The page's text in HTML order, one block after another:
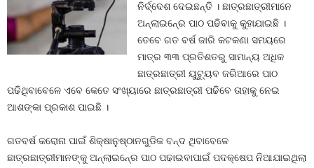
ନିର୍ଦ୍ଦେଶ ଦେଇଛନ୍ତି । ଛାତ୍ରଛାତ୍ରୀମାନେ
ଅନ୍‍ଲାଇନ୍‍ରେ ପାଠ ପଢିବାକୁ କୁହାଯାଇଛି ।
ତେବେ ଗତ ବର୍ଷ ଜାରି କଟକଣା ସମୟରେ
ମାତ୍ର ୩୩ ପ୍ରତିଶତରୁ ସାମାନ୍ୟ ଅଧିକ
ଛାତ୍ରଛାତ୍ରୀ ୟୁଟ୍ୟୁବ ଜରିଆରେ ପାଠ
ପଢିଥିବାବେଳେ ଏବେ କେତେ ସଂଖ୍ୟାରେ ଛାତ୍ରଛାତ୍ରୀ ପଢିବେ ତାହାକୁ ନେଇ
ଆଶଙ୍କା ପ୍ରକାଶ ପାଇଛି ।
ଗତବର୍ଷ କରୋନା ପାଇଁ ଶିକ୍ଷାନୁଷ୍ଠାନଗୁଡିକ ବନ୍ଦ ଥିବାବେଳେ
ଛାତ୍ରଛାତ୍ରୀମାନଙ୍କୁ ଅନ୍‍ଲାଇନ୍‍ରେ ପାଠ ପଢାଇବାପାଇଁ ପଦକ୍ଷେପ ନିଆଯାଇଥିଲା